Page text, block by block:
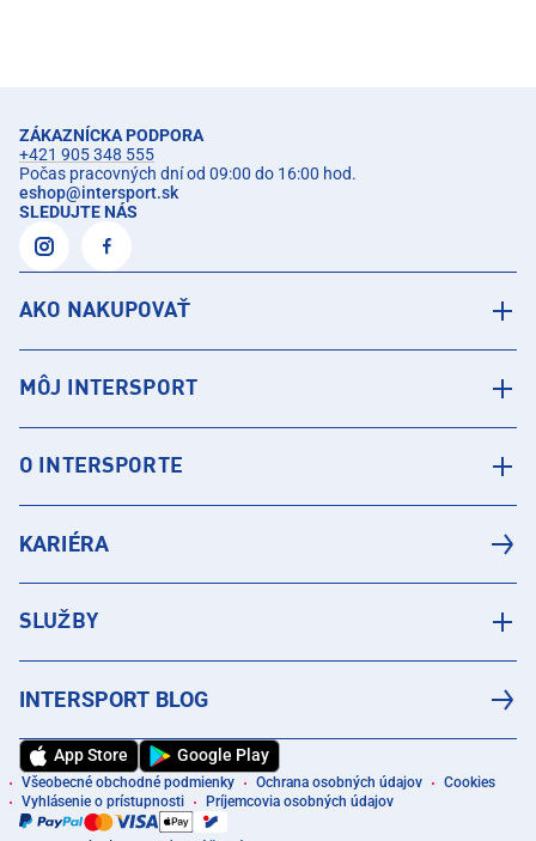
ZÁKAZNÍCKA PODPORA
+421 905 348 555
Počas pracovných dní od 09:00 do 16:00 hod.
eshop@intersport.sk
SLEDUJTE NÁS
AKO NAKUPOVAŤ
MÔJ INTERSPORT
O INTERSPORTE
KARIÉRA
SLUŽBY
INTERSPORT BLOG
App Store Google Play
Všeobecné obchodné podmienky Ochrana osobných údajov
Cookies
Vyhlásenie o prístupnosti
Príjemcovia osobných údajov